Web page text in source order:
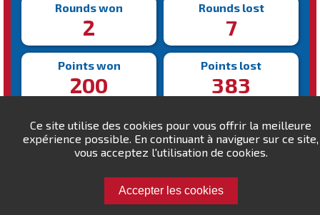
Ce site utilise des cookies pour vous offrir la meilleure
expérience possible. En continuant à naviguer sur ce site,
vous acceptez l'utilisation de cookies.
Accepter les cookies
Rounds won
2
Rounds lost
7
Points won
200
Points lost
383
Fastest victory
198s
Slowest victory
280s
Challenge Ibra1111 !